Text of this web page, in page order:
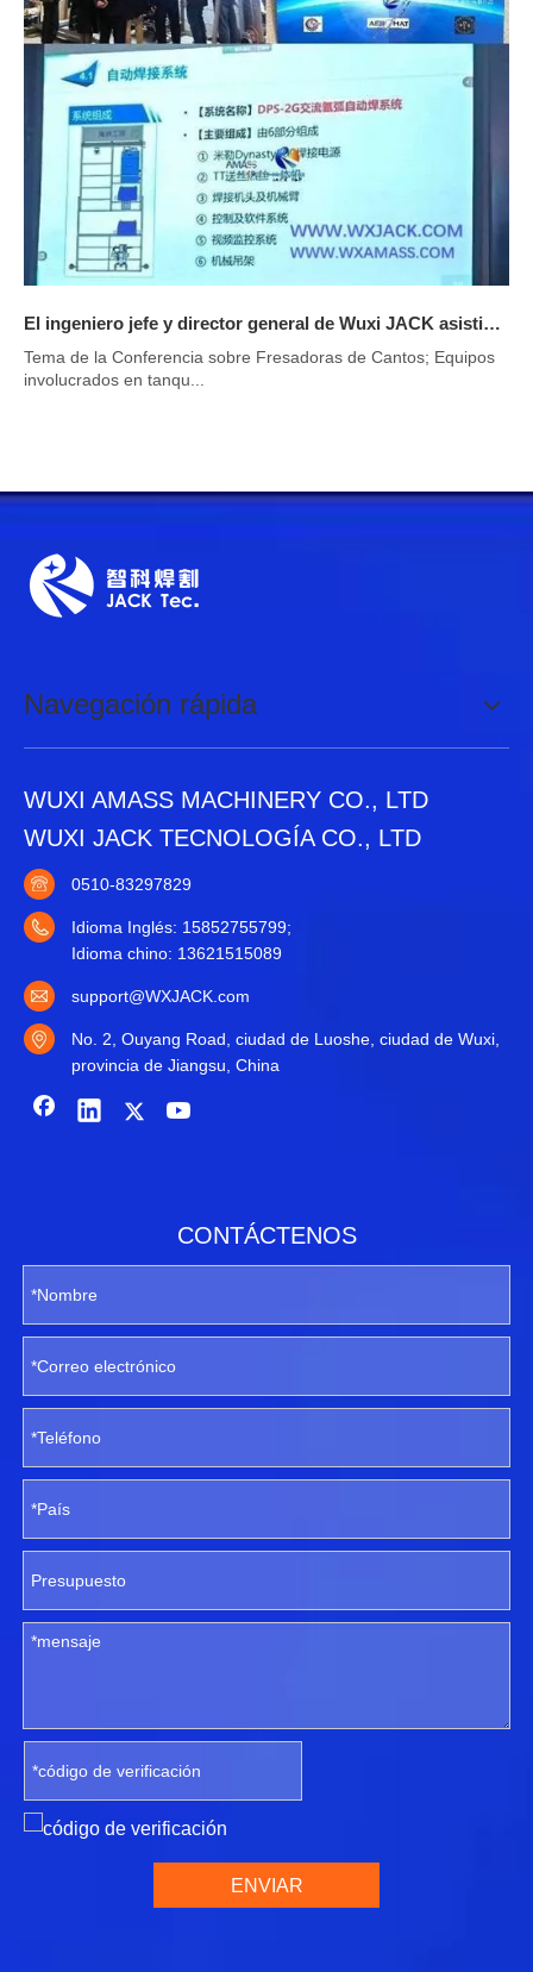
El ingeniero jefe y director general de Wuxi JACK asistió a la conferencia industrial sobre técnicas de soldadura automática aplicadas en maquinaria petrolera costa afuera.
Tema de la Conferencia sobre Fresadoras de Cantos; Equipos
involucrados en tanqu...
Navegación rápida
WUXI AMASS MACHINERY CO., LTD
WUXI JACK TECNOLOGÍA CO., LTD
0510-83297829
Idioma Inglés: 15852755799;
Idioma chino: 13621515089
support@WXJACK.com
No. 2, Ouyang Road, ciudad de Luoshe, ciudad de Wuxi,
provincia de Jiangsu, China
CONTÁCTENOS
ENVIAR